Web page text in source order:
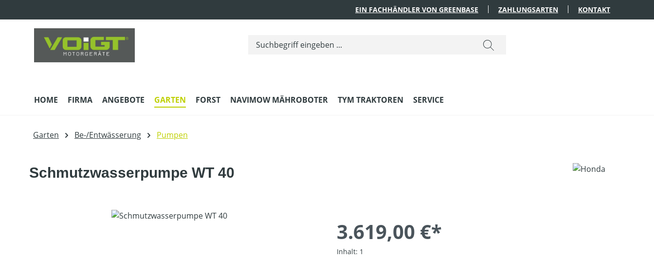
EIN FACHHÄNDLER VON GREENBASE ZAHLUNGSARTEN KONTAKT
HOME FIRMA ANGEBOTE GARTEN FORST NAVIMOW MÄHROBOTER TYM TRAKTOREN SERVICE
Garten Be-/Entwässerung Pumpen
Schmutzwasserpumpe WT 40
Bildergalerie überspringen
3.619,00 €*
Inhalt: 1